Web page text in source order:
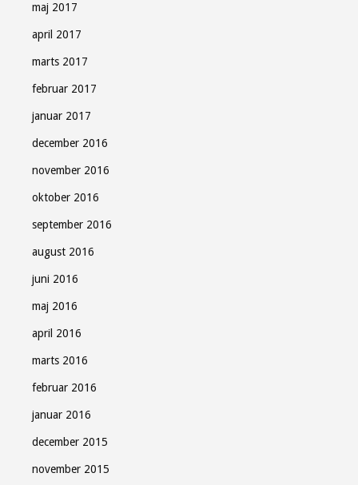
maj 2017
april 2017
marts 2017
februar 2017
januar 2017
december 2016
november 2016
oktober 2016
september 2016
august 2016
juni 2016
maj 2016
april 2016
marts 2016
februar 2016
januar 2016
december 2015
november 2015